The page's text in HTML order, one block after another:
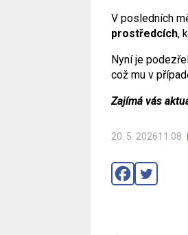
V posledních
prostředcích,
Nyní je
což mu v
Zajímá vás
20. 5. 202611:08